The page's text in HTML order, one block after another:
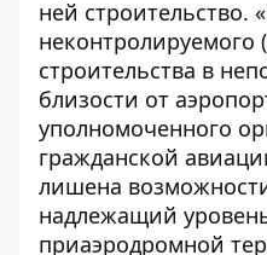
ней строительство.
неконтролируемого
строительства в
близости от
уполномоченного
гражданской
лишена
надлежащий
приаэродромной